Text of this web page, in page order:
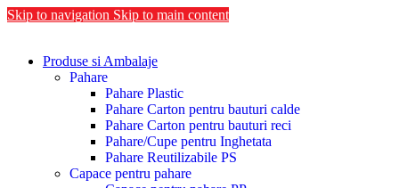
Skip to navigation Skip to main content
Produse si Ambalaje
Pahare
Pahare Plastic
Pahare Carton pentru bauturi calde
Pahare Carton pentru bauturi reci
Pahare/Cupe pentru Inghetata
Pahare Reutilizabile PS
Capace pentru pahare